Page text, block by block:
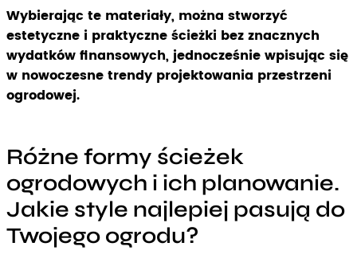
Wybierając te materiały, można stworzyć
estetyczne i praktyczne ścieżki bez znacznych
wydatków finansowych, jednocześnie wpisując się
w nowoczesne trendy projektowania przestrzeni
ogrodowej.
Różne formy ścieżek
ogrodowych i ich planowanie.
Jakie style najlepiej pasują do
Twojego ogrodu?